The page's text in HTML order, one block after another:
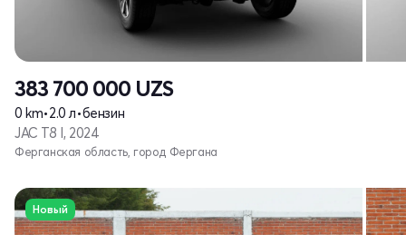
383 700 000 UZS
0 km•2.0 л•бензин
JAC T8 I, 2024
Ферганская область, город Фергана
Новый